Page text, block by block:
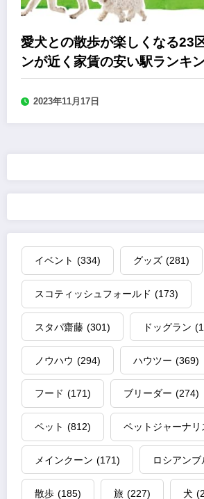
愛犬との散歩が楽しくなる23
ンが近く家賃の安い駅ランキ
HOME’S
2023年11月17日
イベント (334) グッズ (281)
スコティッシュフォールド (173)
スタパ齋藤 (301) ドッグラン
ノウハウ (294) ハウツー (369)
フード (171) ブリーダー (274)
ペット (812) ペットジャーナリ
メインクーン (171) ロシアンブ
散歩 (185) 旅 (227) 犬